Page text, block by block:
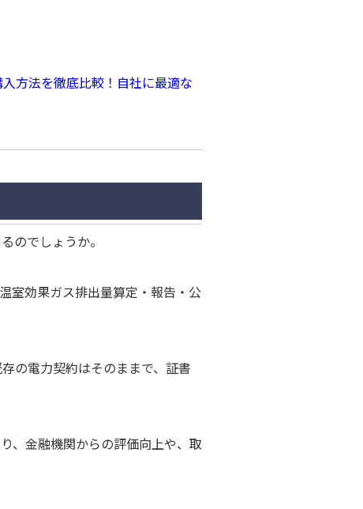
方法を徹底比較！自社に最適な
のでしょうか。
室効果ガス排出量算定・報告・公
の電力契約はそのままで、証書
、金融機関からの評価向上や、取